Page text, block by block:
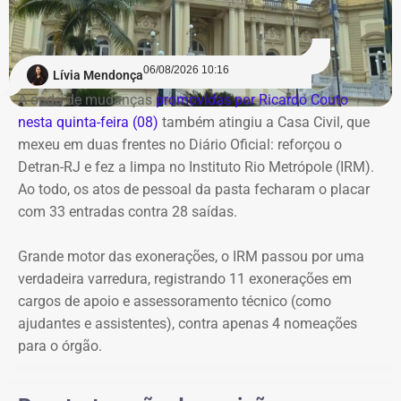
COM FÁBIO MARTINS.
Os investigadores expediram um ofício à empresa Meta
Platforms para obter os dados cadastrais vinculados ao
perfil responsável pelo comentário.
Com informações de G1.
Lívia Mendonça06/08/2026 10:16
A onda de mudançaspromovidas por Ricardo Couto
nesta quinta-feira (08) também atingiu a Casa Civil, que
mexeu em duas frentes no Diário Oficial: reforçou o
Detran-RJ e fez a limpa no Instituto Rio Metrópole (IRM).
Ao todo, os atos de pessoal da pasta fecharam o placar
com 33 entradas contra 28 saídas.
Grande motor das exonerações, o IRM passou por uma
verdadeira varredura, registrando 11 exonerações em
cargos de apoio e assessoramento técnico (como
ajudantes e assistentes), contra apenas 4 nomeações
para o órgão.